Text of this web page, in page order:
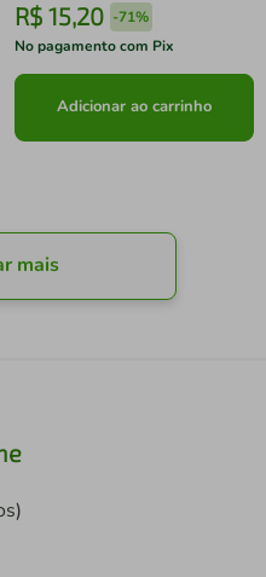
R$ 15,20 -71%
No pagamento com Pix
Adicionar ao carrinho
mais